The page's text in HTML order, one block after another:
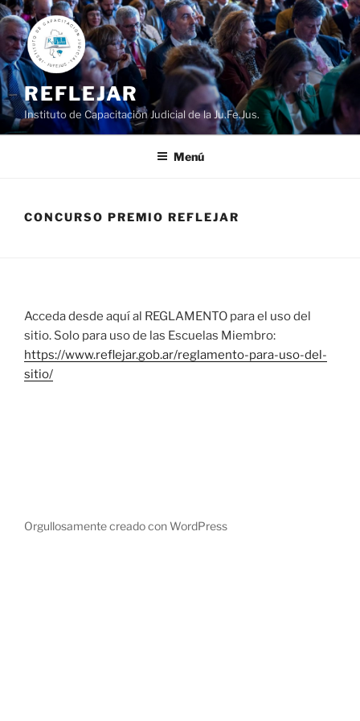
Ir
al
contenido
REFLEJAR
Instituto de Capacitación Judicial de la Ju.Fe.Jus.
Menú
CONCURSO PREMIO REFLEJAR
Acceda desde aquí al REGLAMENTO para el uso del
sitio. Solo para uso de las Escuelas Miembro:
https://www.reflejar.gob.ar/reglamento-para-uso-del-
sitio/
Orgullosamente creado con WordPress